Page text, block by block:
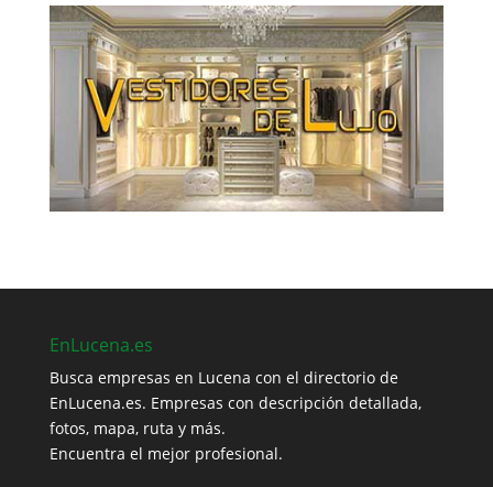
EnLucena.es
Busca empresas en Lucena con el directorio de
EnLucena.es. Empresas con descripción detallada,
fotos, mapa, ruta y más.
Encuentra el mejor profesional.